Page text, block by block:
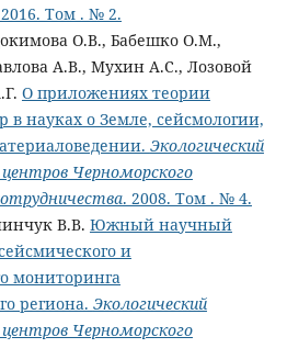
Том . № 2.
О.В., Бабешко О.М.,
А.В., Мухин А.С., Лозовой
О приложениях теории
в науках о Земле, сейсмологии,
Экологический
Черноморского
. 2008. Том . № 4.
В.В. Южный научный
и
мониторинга
региона. Экологический
Черноморского